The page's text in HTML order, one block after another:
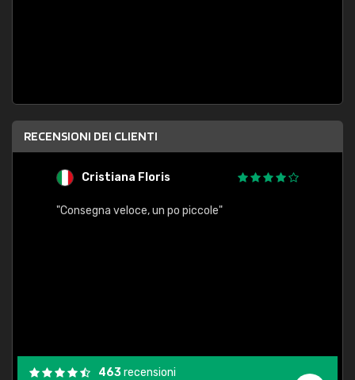
RECENSIONI DEI CLIENTI
Cristiana Floris
"Consegna veloce, un po piccole"
463recensioni